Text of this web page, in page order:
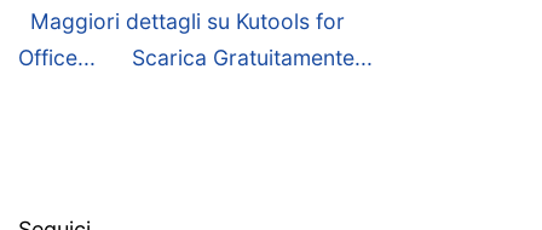
Maggiori dettagli su Kutools for
Office...
Scarica Gratuitamente...